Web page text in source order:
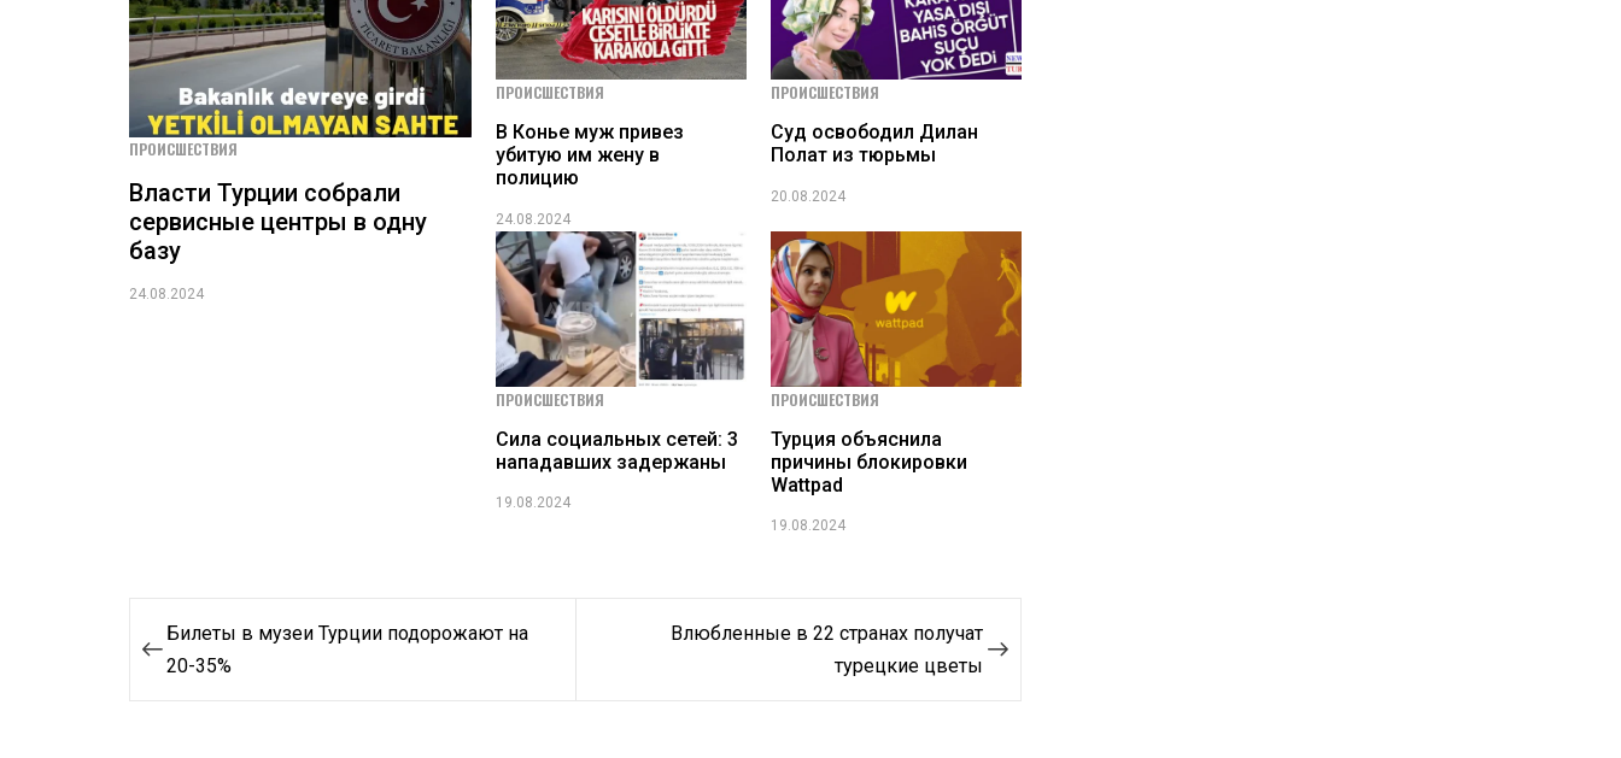
ПРОИСШЕСТВИЯ
Власти Турции собрали
сервисные центры в одну
базу
24.08.2024
ПРОИСШЕСТВИЯ
В Конье муж привез
убитую им жену в
полицию
24.08.2024
ПРОИСШЕСТВИЯ
Суд освободил Дилан
Полат из тюрьмы
20.08.2024
ПРОИСШЕСТВИЯ
Сила социальных сетей: 3
нападавших задержаны
19.08.2024
ПРОИСШЕСТВИЯ
Турция объяснила
причины блокировки
Wattpad
19.08.2024
Навигация
Билеты в музеи Турции подорожают на
20-35%
Влюбленные в 22 странах получат
турецкие цветы